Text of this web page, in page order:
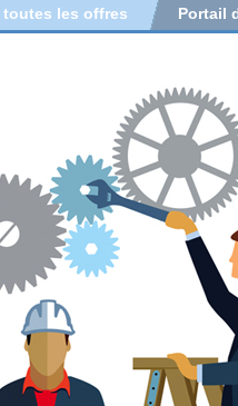
Portail
toutes les offres